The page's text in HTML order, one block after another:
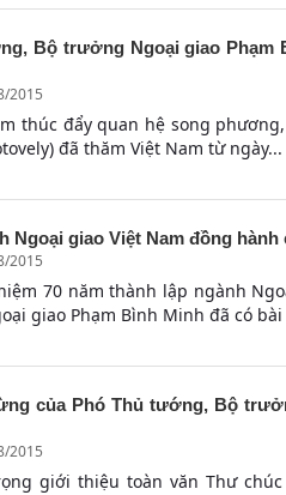
Bộ trưởng Ngoại giao
2015
thúc đẩy quan hệ song
đã thăm Việt Nam từ ngày...
Ngoại giao Việt Nam đồng
2015
70 năm thành lập ngành
giao Phạm Bình Minh đã có bài
của Phó Thủ tướng, Bộ
2015
giới thiệu toàn văn Thư